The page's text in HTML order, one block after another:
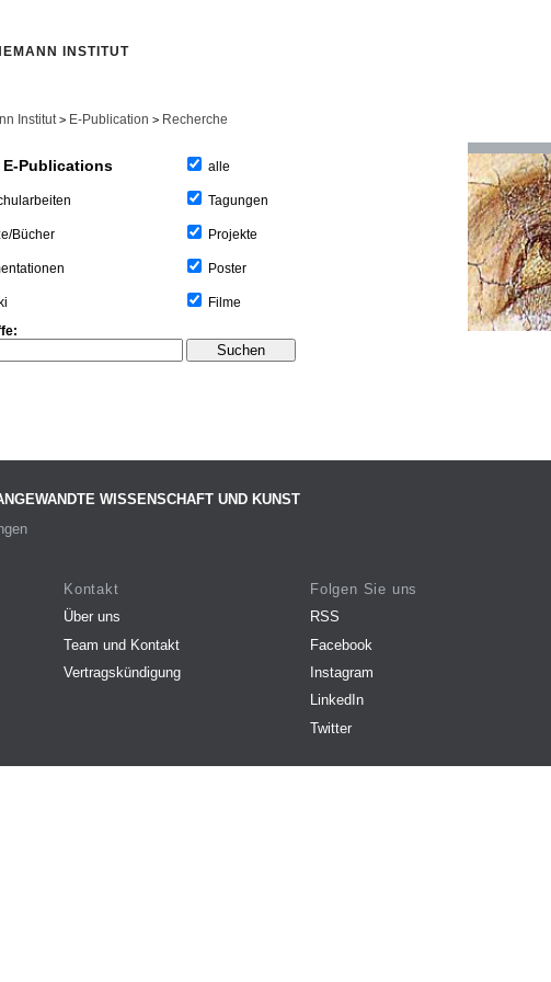
INSTITUT
Institut > E-Publication > Recherche
Publications
Bücher
alle
Tagungen
Projekte
Poster
Filme
WISSENSCHAFT UND KUNST
Kontakt
Über uns
Team und Kontakt
Vertragskündigung
Folgen Sie uns
RSS
Facebook
Instagram
LinkedIn
Twitter